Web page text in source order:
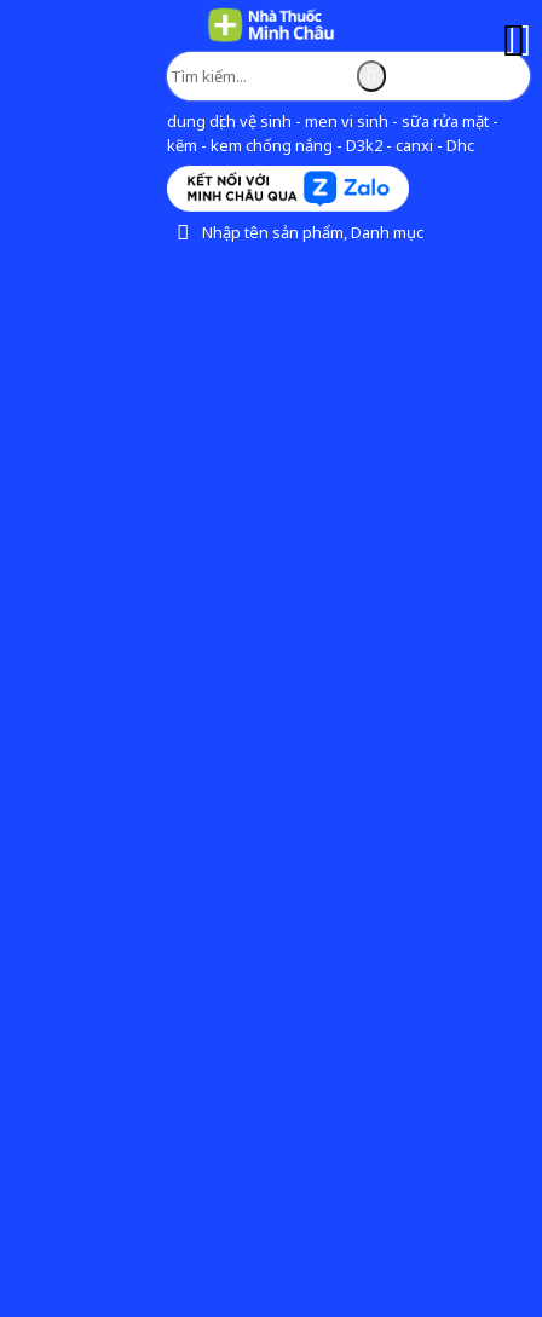
dung dịch vệ sinh - men vi sinh - sữa rửa mặt -
kẽm - kem chống nắng - D3k2 - canxi - Dhc
Nhập tên sản phẩm, Danh mục